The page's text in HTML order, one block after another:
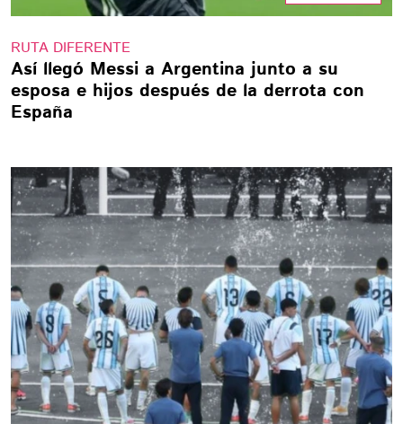
RUTA DIFERENTE
Así llegó Messi a Argentina junto a su
esposa e hijos después de la derrota con
España